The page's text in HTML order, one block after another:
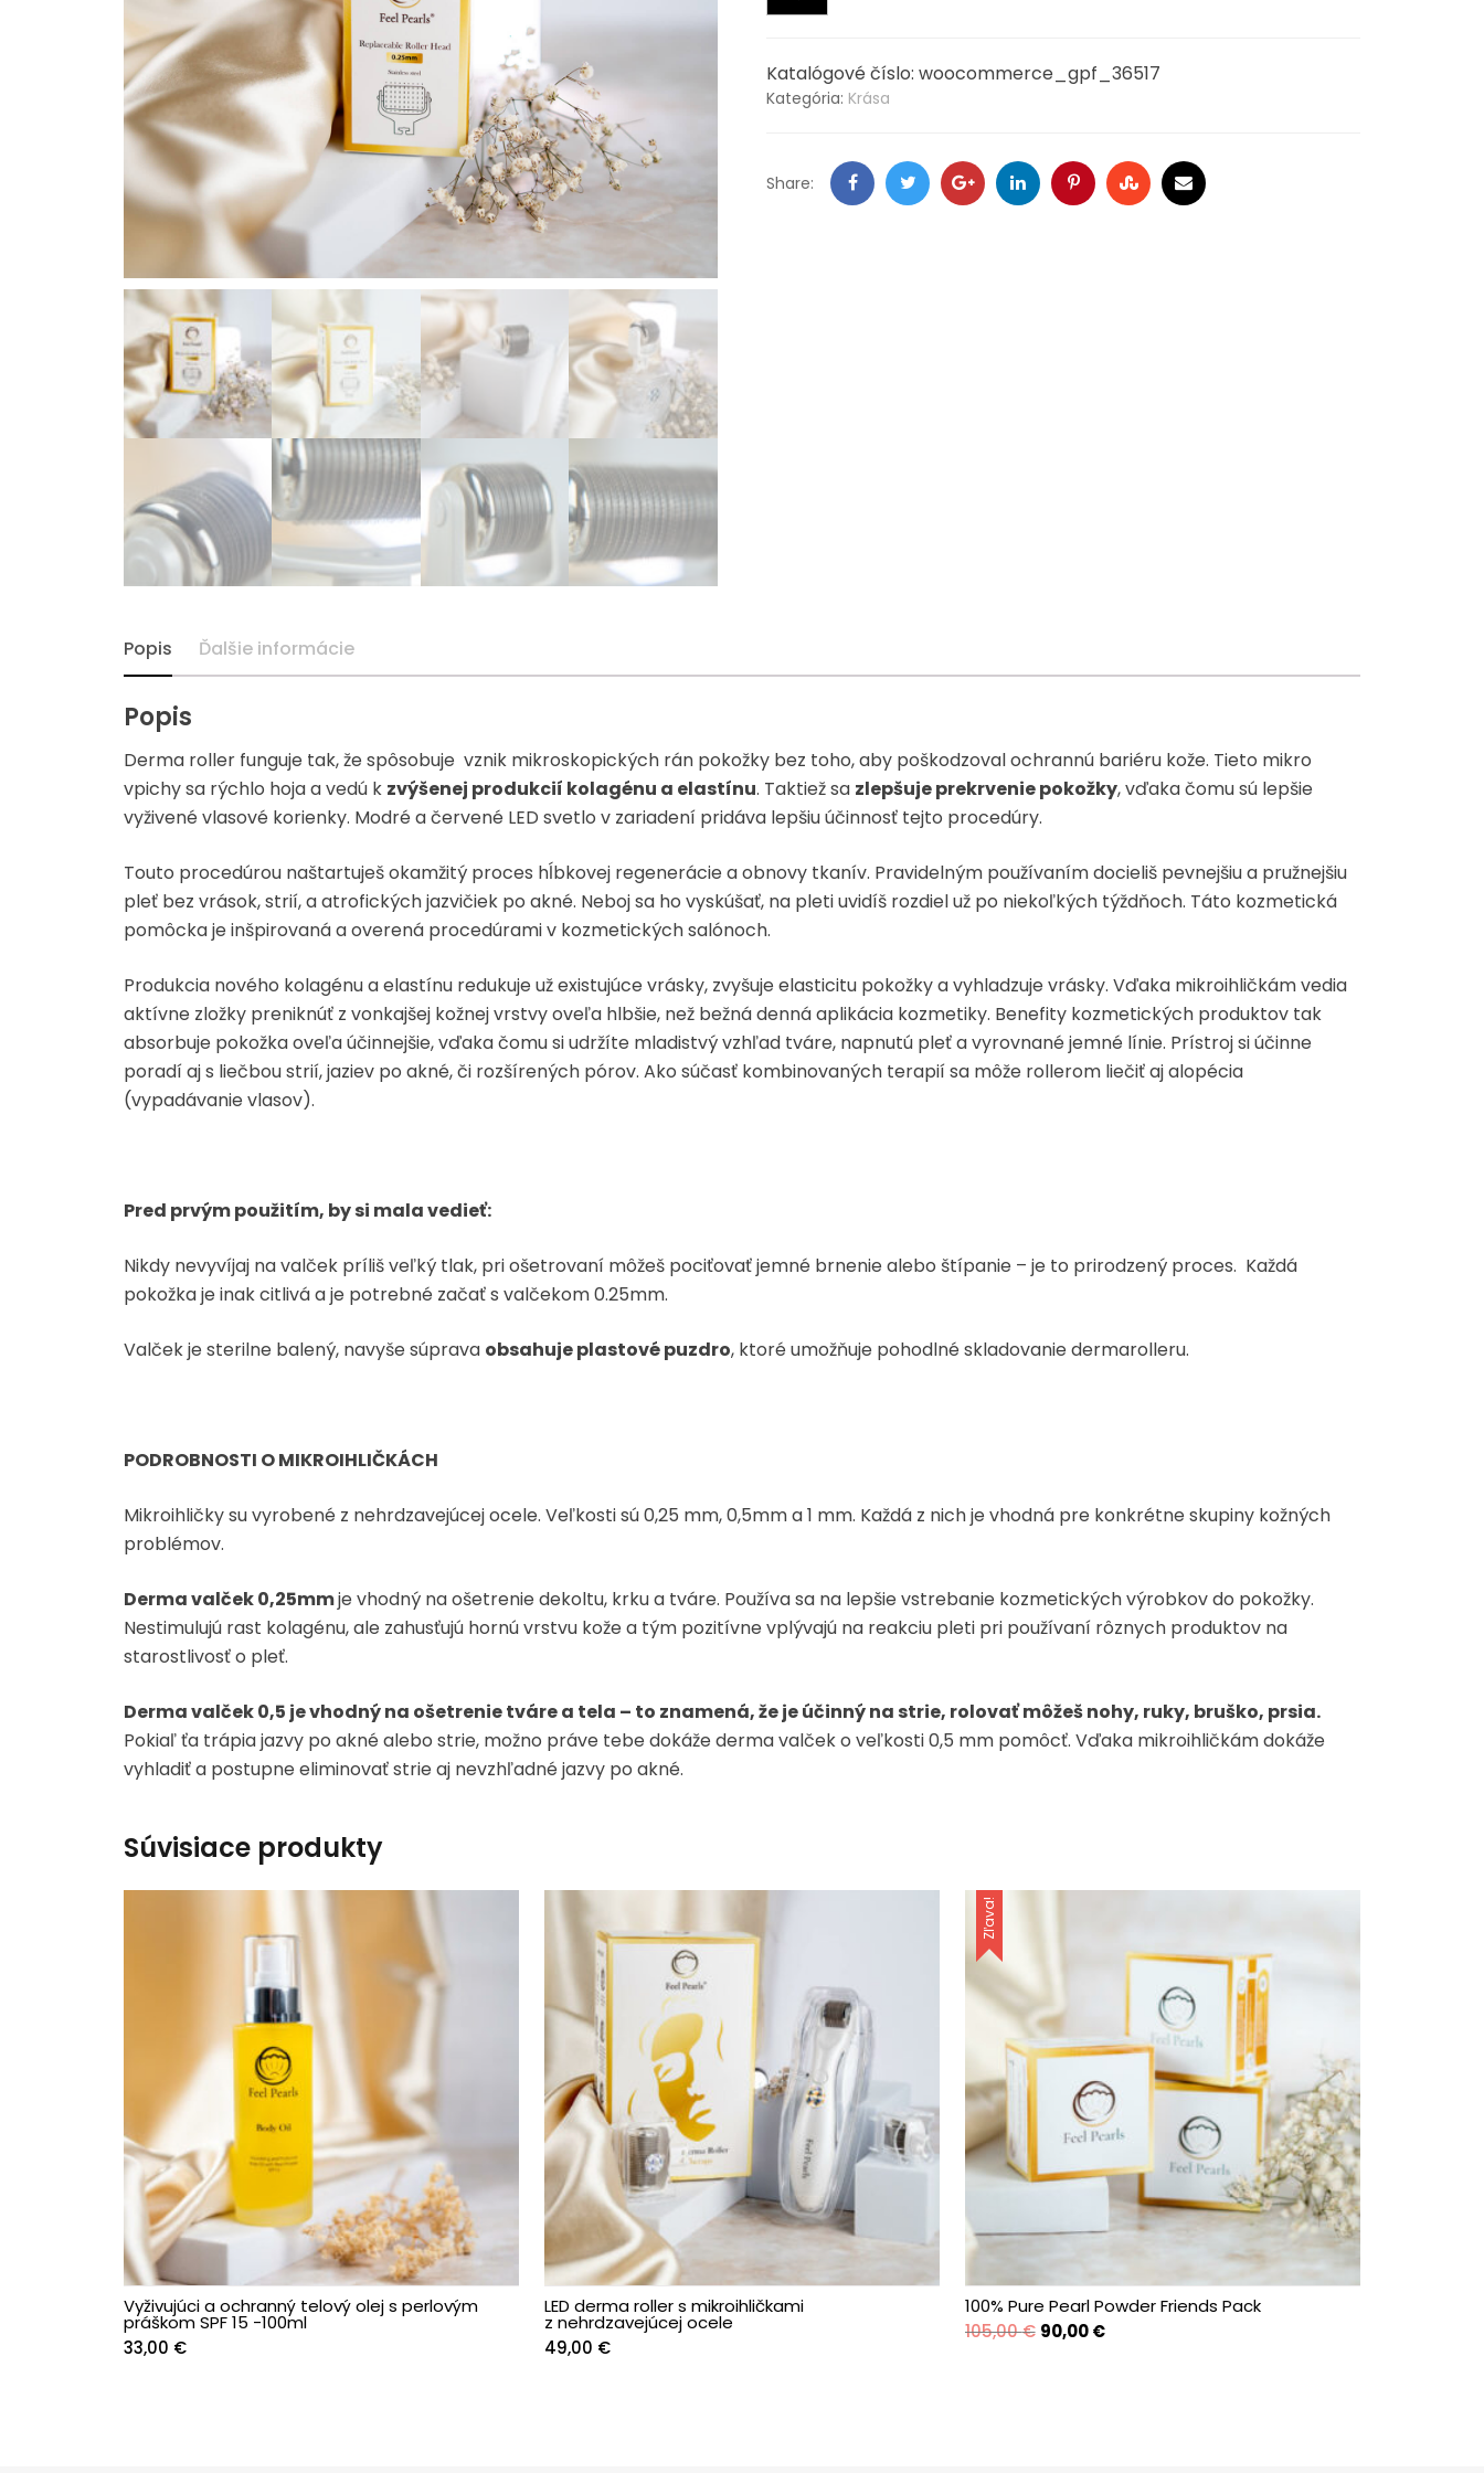
Katalógové číslo:woocommerce_gpf_36517
Kategória: Krása
Share: FacebookTwitter GoogleLinkedInPinterestStumbleupon
Email
Popis Ďalšie informácie
Popis
Derma roller funguje tak, že spôsobuje vznik mikroskopických rán pokožky bez toho, aby poškodzoval ochrannú bariéru kože. Tieto mikro
vpichy sa rýchlo hoja a vedú k zvýšenej produkcií kolagénu a elastínu. Taktiež sa zlepšuje prekrvenie pokožky, vďaka čomu sú lepšie
vyživené vlasové korienky. Modré a červené LED svetlo v zariadení pridáva lepšiu účinnosť tejto procedúry.
Touto procedúrou naštartuješ okamžitý proces hĺbkovej regenerácie a obnovy tkanív. Pravidelným používaním docieliš pevnejšiu a pružnejšiu
pleť bez vrások, strií, a atrofických jazvičiek po akné. Neboj sa ho vyskúšať, na pleti uvidíš rozdiel už po niekoľkých týždňoch. Táto kozmetická
pomôcka je inšpirovaná a overená procedúrami v kozmetických salónoch.
Produkcia nového kolagénu a elastínu redukuje už existujúce vrásky, zvyšuje elasticitu pokožky a vyhladzuje vrásky. Vďaka mikroihličkám vedia
aktívne zložky preniknúť z vonkajšej kožnej vrstvy oveľa hlbšie, než bežná denná aplikácia kozmetiky. Benefity kozmetických produktov tak
absorbuje pokožka oveľa účinnejšie, vďaka čomu si udržíte mladistvý vzhľad tváre, napnutú pleť a vyrovnané jemné línie. Prístroj si účinne
poradí aj s liečbou strií, jaziev po akné, či rozšírených pórov. Ako súčasť kombinovaných terapií sa môže rollerom liečiť aj alopécia
(vypadávanie vlasov).
Pred prvým použitím, by si mala vedieť:
Nikdy nevyvíjaj na valček príliš veľký tlak, pri ošetrovaní môžeš pociťovať jemné brnenie alebo štípanie – je to prirodzený proces. Každá
pokožka je inak citlivá a je potrebné začať s valčekom 0.25mm.
Valček je sterilne balený, navyše súprava obsahuje plastové puzdro, ktoré umožňuje pohodlné skladovanie dermarolleru.
PODROBNOSTI O MIKROIHLIČKÁCH
Mikroihličky su vyrobené z nehrdzavejúcej ocele. Veľkosti sú 0,25 mm, 0,5mm a 1 mm. Každá z nich je vhodná pre konkrétne skupiny kožných
problémov.
Derma valček 0,25mmje vhodný na ošetrenie dekoltu, krku a tváre. Používa sa na lepšie vstrebanie kozmetických výrobkov do pokožky.
Nestimulujú rast kolagénu, ale zahusťujú hornú vrstvu kože a tým pozitívne vplývajú na reakciu pleti pri používaní rôznych produktov na
starostlivosť o pleť.
Derma valček 0,5 je vhodný na ošetrenie tváre a tela – to znamená, že je účinný na strie, rolovať môžeš nohy, ruky, bruško, prsia.
Pokiaľ ťa trápia jazvy po akné alebo strie, možno práve tebe dokáže derma valček o veľkosti 0,5 mm pomôcť. Vďaka mikroihličkám dokáže
vyhladiť a postupne eliminovať strie aj nevzhľadné jazvy po akné.
Súvisiace produkty
Vyživujúci a ochranný telový olej s perlovým
práškom SPF 15 -100ml
33,00 €
LED derma roller s mikroihličkami
z nehrdzavejúcej ocele
49,00 €
Zľava!
100% Pure Pearl Powder Friends Pack
105,00€ Pôvodná
90,00€Aktuálna